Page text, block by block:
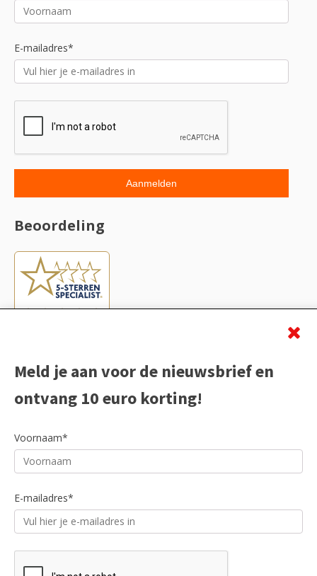
E-mailadres*
Beoordeling
Meld je aan voor de nieuwsbrief en
ontvang 10 euro korting!
Voornaam*
E-mailadres*